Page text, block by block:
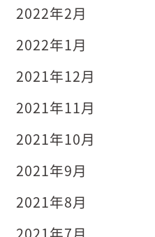
2022年2月
2022年1月
2021年12月
2021年11月
2021年10月
2021年9月
2021年8月
2021年7月